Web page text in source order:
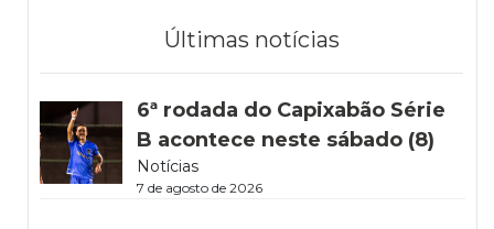
Últimas notícias
6ª rodada do Capixabão Série
B acontece neste sábado (8)
Notícias
7 de agosto de 2026